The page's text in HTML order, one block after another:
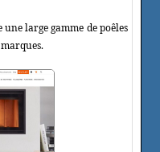
large gamme de poêles